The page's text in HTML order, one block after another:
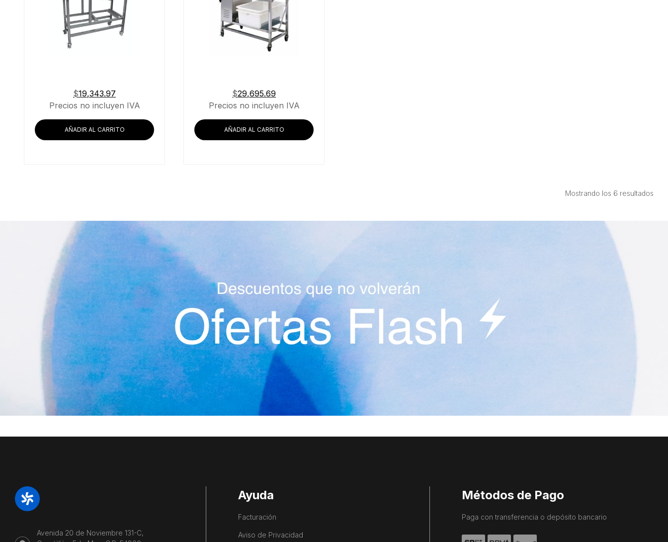
$19,343.97
Precios no incluyen IVA
AÑADIR AL CARRITO
$29,695.69
Precios no incluyen IVA
AÑADIR AL CARRITO
Mostrando los 6 resultados
Avenida 20 de Noviembre 131-C,
Ayuda
Facturación
Aviso de Privacidad
Métodos de Pago
Paga con transferencia o depósito bancario